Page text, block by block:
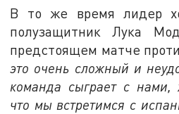
В то же время лидер
полузащитник Лука
предстоящем матче
это очень сложный и
команда сыграет с нами,
что мы встретимся с